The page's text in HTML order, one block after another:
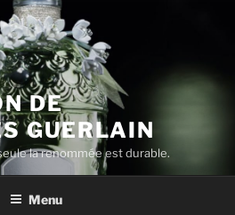
DE
GUERLAIN
la renommée est durable.
Menu